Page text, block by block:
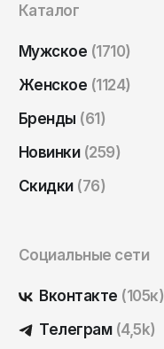
Каталог
Мужское (1710)
Женское (1124)
Бренды (61)
Новинки (259)
Скидки (76)
Социальные сети
Вконтакте (105к)
Телеграм (4,5k)
Саратов
Севастополь
Сергиев Посад
Ставрополь
Стерлитамак
Сыктывкар